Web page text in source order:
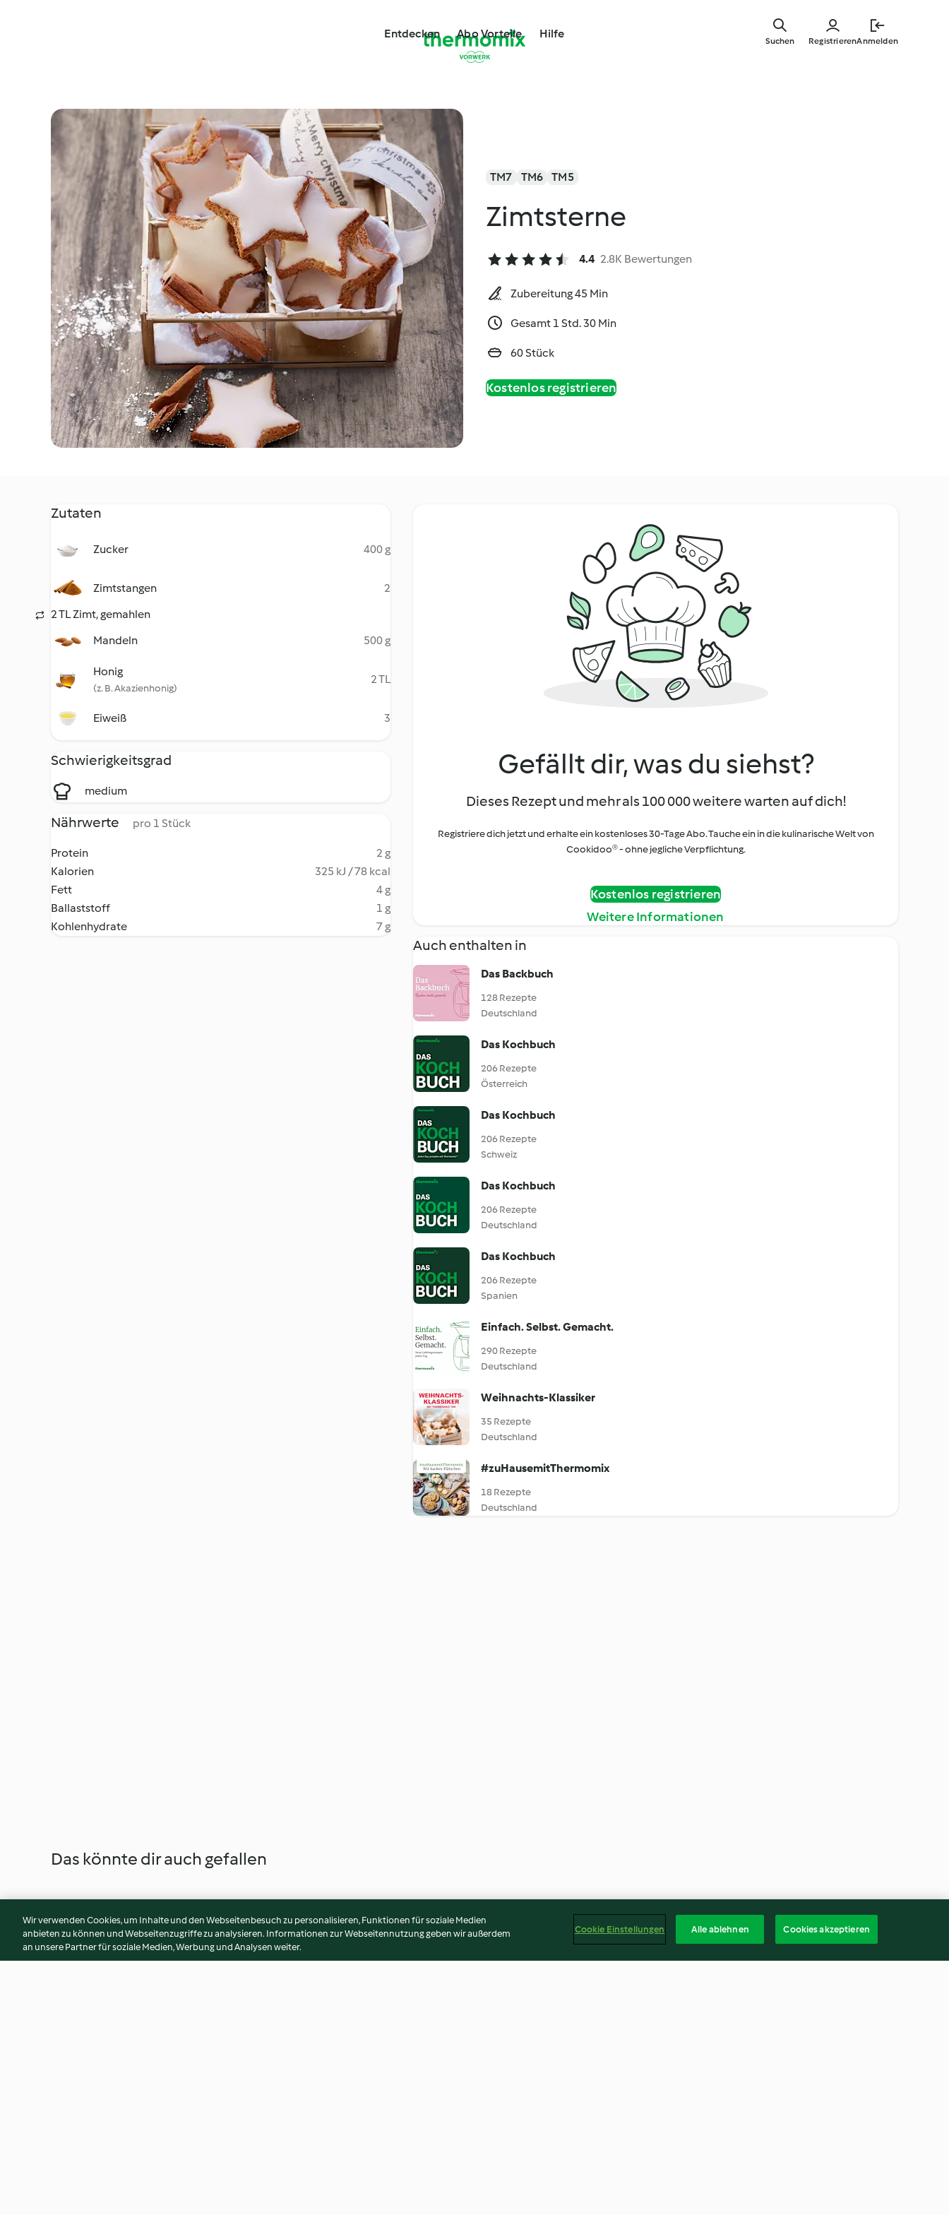
springen
Entdecken Abo Vorteile Hilfe
RegistrierenAnmelden
Suchen
TM7 TM6 TM5
Zimtsterne
4.4 2.8K Bewertungen
Zubereitung 45 Min
Gesamt 1 Std. 30 Min
60 Stück
Kostenlos registrieren
Zutaten
Zucker 400 g
Zimtstangen
2
2 TL Zimt, gemahlen
Mandeln
500 g
Honig
(z. B. Akazienhonig)
2 TL
Eiweiß 3
Schwierigkeitsgrad
medium
Nährwerte pro 1 Stück
Protein
2 g
Kalorien
325 kJ / 78 kcal
Fett
4 g
Ballaststoff
1 g
Kohlenhydrate
7 g
Gefällt dir, was du siehst?
Dieses Rezept und mehr als 100 000 weitere warten auf dich!
Registriere dich jetzt und erhalte ein kostenloses 30-Tage Abo. Tauche ein in die kulinarische Welt von
Cookidoo® - ohne jegliche Verpflichtung.
Kostenlos registrieren
Weitere Informationen
Auch enthalten in
Das Backbuch
128 Rezepte
Deutschland
Das Kochbuch
206 Rezepte
Österreich
Das Kochbuch
206 Rezepte
Schweiz
Das Kochbuch
206 Rezepte
Deutschland
Das Kochbuch
206 Rezepte
Spanien
Einfach. Selbst. Gemacht.
290 Rezepte
Deutschland
Weihnachts-Klassiker
35 Rezepte
Deutschland
#zuHausemitThermomix
18 Rezepte
Deutschland
Das könnte dir auch gefallen
Wir verwenden Cookies, um Inhalte und den Webseitenbesuch zu personalisieren, Funktionen für soziale Medien
anbieten zu können und Webseitenzugriffe zu analysieren. Informationen zur Webseitennutzung geben wir außerdem
an unsere Partner für soziale Medien, Werbung und Analysen weiter.
Cookie Einstellungen Alle ablehnen Cookies akzeptieren